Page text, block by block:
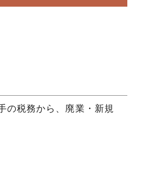
の税務から、廃業・新規